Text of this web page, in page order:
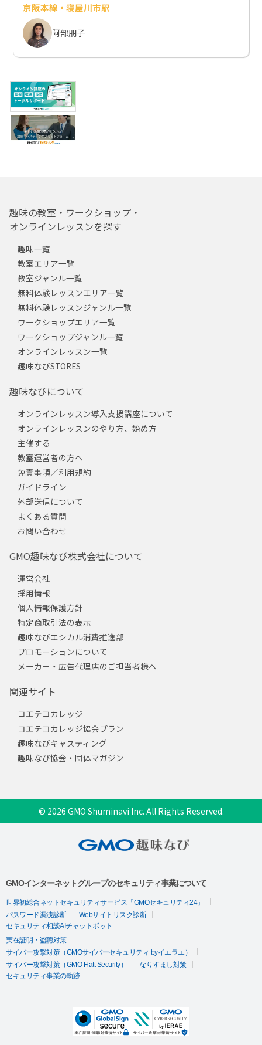
京阪本線・寝屋川市駅
阿部朋子
趣味の教室・ワークショップ・
オンラインレッスンを探す
趣味一覧
教室エリア一覧
教室ジャンル一覧
無料体験レッスンエリア一覧
無料体験レッスンジャンル一覧
ワークショップエリア一覧
ワークショップジャンル一覧
オンラインレッスン一覧
趣味なびSTORES
趣味なびについて
オンラインレッスン導入支援講座について
オンラインレッスンのやり方、始め方
主催する
教室運営者の方へ
免責事項／利用規約
ガイドライン
外部送信について
よくある質問
お問い合わせ
GMO趣味なび株式会社について
運営会社
採用情報
個人情報保護方針
特定商取引法の表示
趣味なびエシカル消費推進部
プロモーションについて
メーカー・広告代理店のご担当者様へ
関連サイト
コエテコカレッジ
コエテコカレッジ協会プラン
趣味なびキャスティング
趣味なび協会・団体マガジン
© 2026 GMO Shuminavi Inc. All Rights Reserved.